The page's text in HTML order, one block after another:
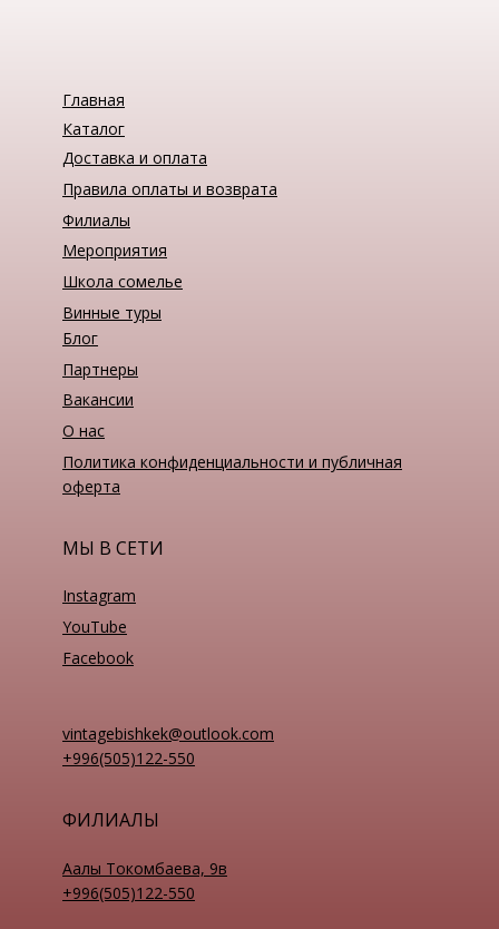
Главная
Каталог
Доставка и оплата
Правила оплаты и возврата
Филиалы
Мероприятия
Школа сомелье
Винные туры
Блог
О нас
Партнеры
Вакансии
Политика конфиденциальности и публичная
оферта
МЫ В СЕТИ
Instagram
YouTube
Facebook
ФИЛИАЛЫ
Аалы Токомбаева, 9в
+996(505)122-550
vintagebishkek@outlook.com
+996(505)122-550